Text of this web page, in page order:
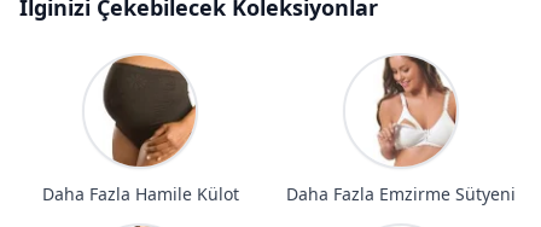
İlginizi Çekebilecek Koleksiyonlar
Daha Fazla Hamile Külot Daha Fazla Emzirme Sütyeni